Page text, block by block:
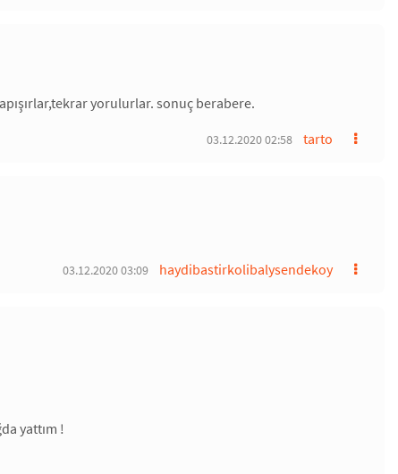
yorulurlar. sonuç berabere.
tarto
03.12.2020 02:58
haydibastirkolibalysendekoy
03.12.2020 03:09
yattım !